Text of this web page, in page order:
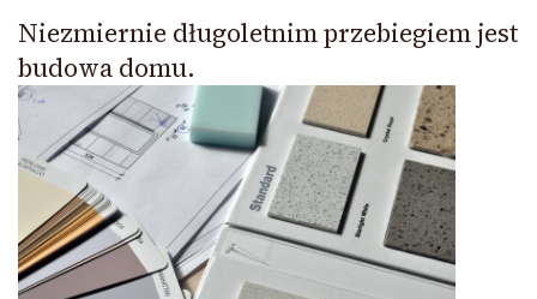
Niezmiernie długoletnim przebiegiem jest
budowa domu.